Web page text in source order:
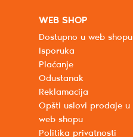
WEB SHOP
Dostupno u web shopu
Isporuka
Plaćanje
Odustanak
Reklamacija
Opšti uslovi prodaje u
web shopu
Politika privatnosti